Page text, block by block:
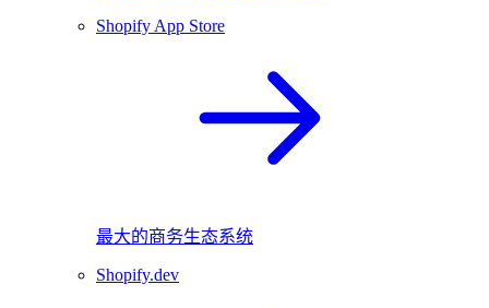
Shopify App Store
最大的商务生态系统
Shopify.dev